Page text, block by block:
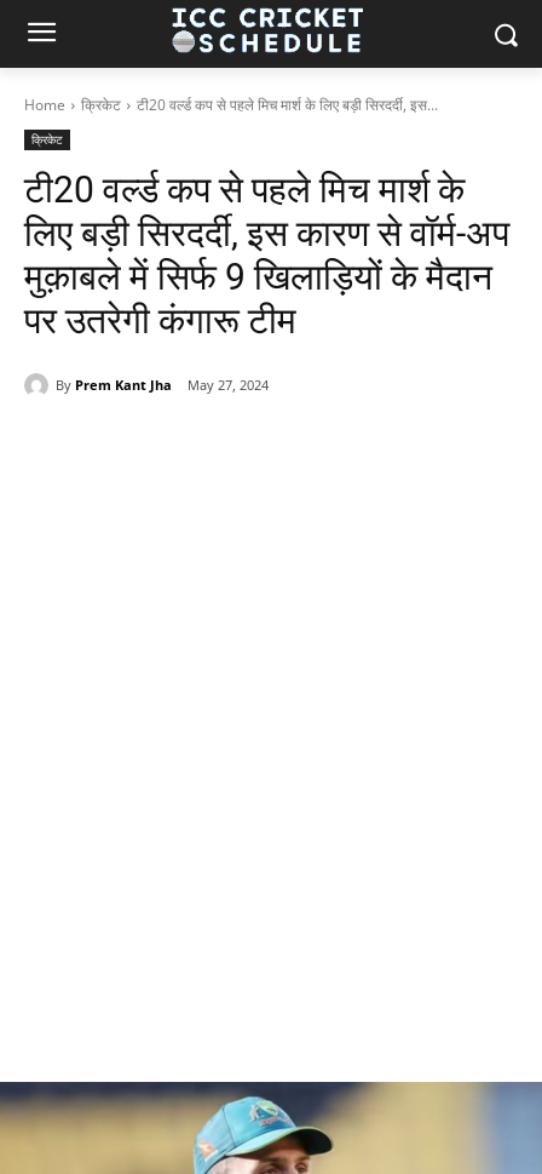
Home क्रिकेट टी20 वर्ल्ड कप से पहले मिच मार्श के लिए बड़ी सिरदर्दी, इस...
क्रिकेट
टी20 वर्ल्ड कप से पहले मिच मार्श के
लिए बड़ी सिरदर्दी, इस कारण से वॉर्म-अप
मुक़ाबले में सिर्फ 9 खिलाड़ियों के मैदान
पर उतरेगी कंगारू टीम
By Prem Kant Jha May 27, 2024